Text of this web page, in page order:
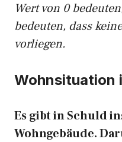
Wert von 0
bedeuten, dass
vorliegen.
Wohnsituation
Es gibt in Schuld
Wohngebäude.